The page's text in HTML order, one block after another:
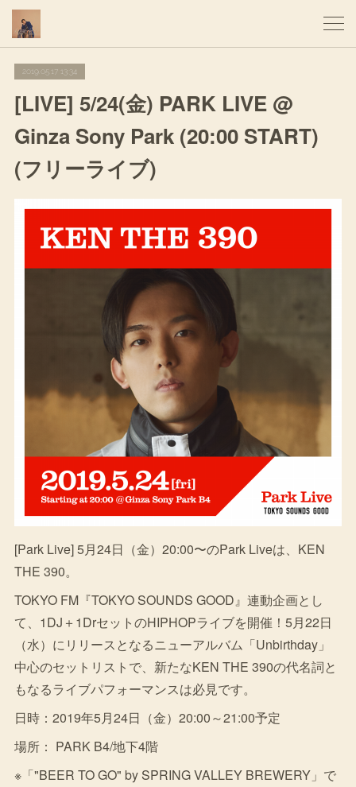
2019.05.17 13:34
[LIVE] 5/24(金) PARK LIVE @
Ginza Sony Park (20:00 START)
(フリーライブ)
[Park Live] 5月24日（金）20:00〜のPark Liveは、KEN
THE 390。
TOKYO FM『TOKYO SOUNDS GOOD』連動企画とし
て、1DJ＋1DrセットのHIPHOPライブを開催！5月22日
（水）にリリースとなるニューアルバム「Unbirthday」
中心のセットリストで、新たなKEN THE 390の代名詞と
もなるライブパフォーマンスは必見です。
日時：2019年5月24日（金）20:00～21:00予定
場所： PARK B4/地下4階
※「"BEER TO GO" by SPRING VALLEY BREWERY」で